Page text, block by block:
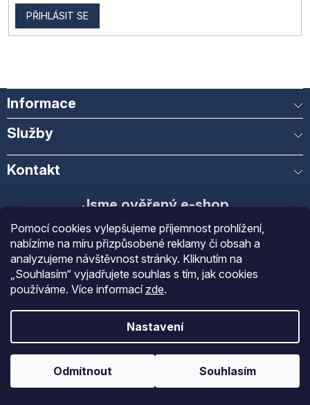
Pomocí cookies vylepšujeme příjemnost prohlížení,
nabízíme na míru přizpůsobené reklamy či obsah a
analyzujeme návštěvnost stránky. Kliknutím na
„Souhlasím“ vyjadřujete souhlas s tím, jak cookies
používáme. Více informací zde.
Nastavení
Odmítnout Souhlasím
PŘIHLÁSIT SE
Informace
Služby
Kontakt
Jsme ověřený e-shop
Díky spokojenosti našich zákazníků
ObchodGastrofanszískal díky spokojenosti
ověřených zákazníků prestižní certifikát
Ověřeno zákazníky